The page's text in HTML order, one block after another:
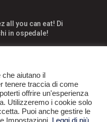
all you can eat! Di
in ospedale!
| ©2021ALL RIGHTS
aiutano il
tenere traccia di come
offrire un'esperienza
Utilizzeremo i cookie solo
Puoi anche gestire le